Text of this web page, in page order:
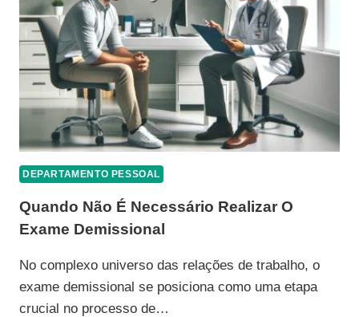
SEGURO
DEPARTAMENTO PESSOAL
Quando Não É Necessário Realizar O
Exame Demissional
No complexo universo das relações de trabalho, o
exame demissional se posiciona como uma etapa
crucial no processo de…